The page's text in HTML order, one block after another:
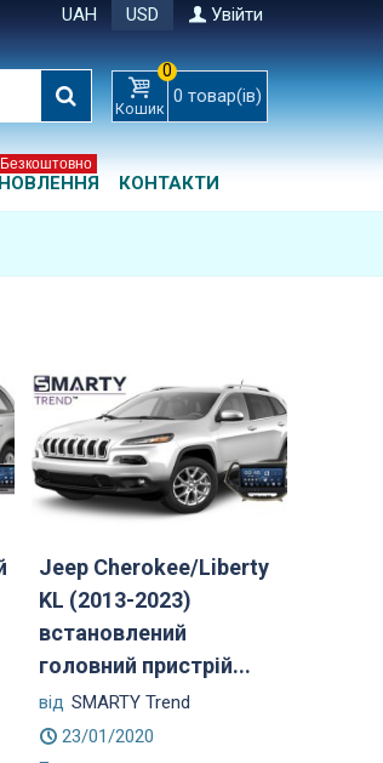
UAH USD Увійти
Кошик
0
0 товар(ів)
Безкоштовно
КОНТАКТИ
Jeep Cherokee/Liberty
KL (2013-2023)
встановлений
головний пристрій...
від SMARTY Trend
23/01/2020